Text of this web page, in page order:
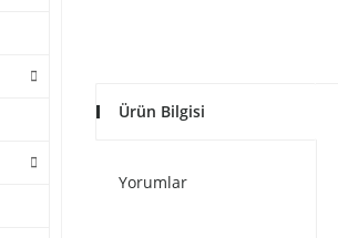
Ürün Bilgisi
Yorumlar